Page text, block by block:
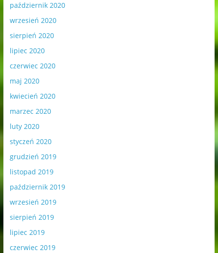
październik 2020
wrzesień 2020
sierpień 2020
lipiec 2020
czerwiec 2020
maj 2020
kwiecień 2020
marzec 2020
luty 2020
styczeń 2020
grudzień 2019
listopad 2019
październik 2019
wrzesień 2019
sierpień 2019
lipiec 2019
czerwiec 2019